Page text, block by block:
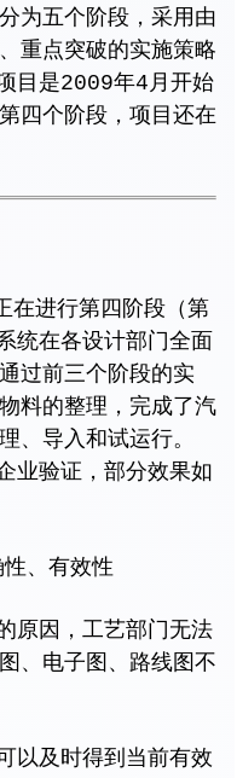
为五个阶段，采用由
重点突破的实施策略
目是2009年4月开始
四个阶段，项目还在
进行第四阶段（第
统在各设计部门全面
过前三个阶段的实
料的整理，完成了汽
、导入和试运行。
业验证，部分效果如
、有效性
因，工艺部门无法
、电子图、路线图不
及时得到当前有效